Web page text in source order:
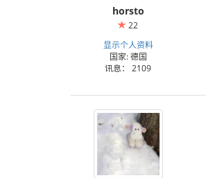
horsto
22
显示个人资料
国家: 德国
讯息： 2109